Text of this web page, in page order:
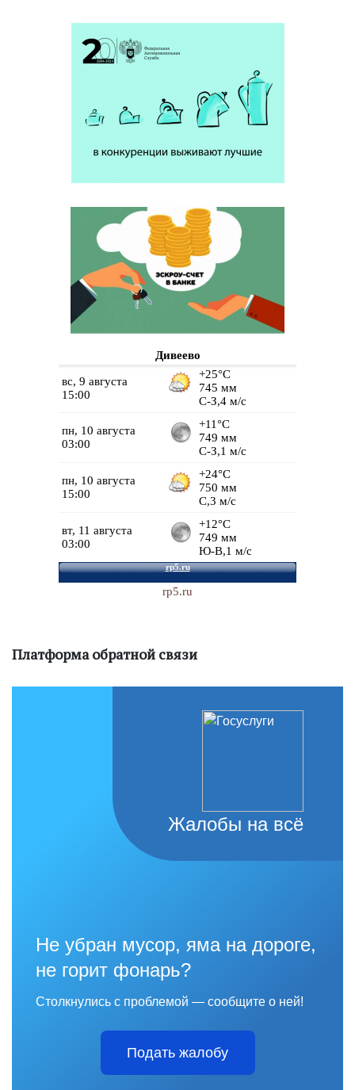
Дивеево
rp5.ru
Платформа обратной связи
Жалобы на всё
Не убран мусор, яма на дороге,
не горит фонарь?
Столкнулись с проблемой — сообщите о ней!
Подать жалобу